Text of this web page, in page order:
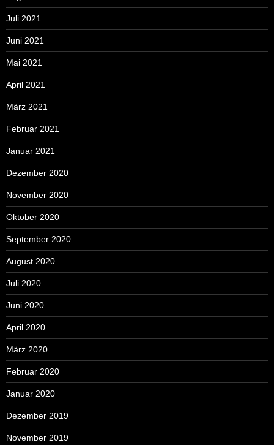
Juli 2021
Juni 2021
Mai 2021
April 2021
März 2021
Februar 2021
Januar 2021
Dezember 2020
November 2020
Oktober 2020
September 2020
August 2020
Juli 2020
Juni 2020
April 2020
März 2020
Februar 2020
Januar 2020
Dezember 2019
November 2019